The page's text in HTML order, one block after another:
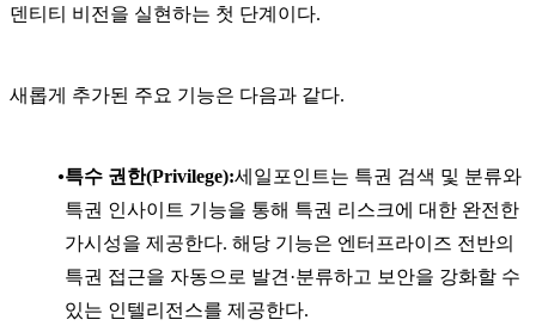
덴티티 비전을 실현하는 첫 단계이다.
새롭게 추가된 주요 기능은 다음과 같다.
특수 권한(Privilege):세일포인트는 특권 검색 및 분류와
특권 인사이트 기능을 통해 특권 리스크에 대한 완전한
가시성을 제공한다. 해당 기능은 엔터프라이즈 전반의
특권 접근을 자동으로 발견·분류하고 보안을 강화할 수
있는 인텔리전스를 제공한다.